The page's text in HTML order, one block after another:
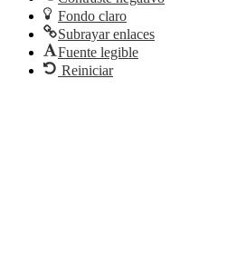
Fondo claro
Subrayar enlaces
Fuente legible
Reiniciar